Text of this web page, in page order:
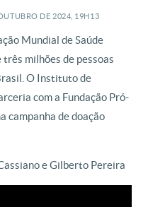
DE 2024, 19H13
Mundial de Saúde
milhões de pessoas
O Instituto de
com a Fundação Pró-
campanha de doação
e Gilberto Pereira